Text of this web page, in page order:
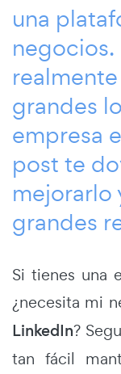
una
negocios.
grandes
empresa
post te
mejorarlo
grandes
Si tienes una
¿necesita mi
LinkedIn?
tan fácil